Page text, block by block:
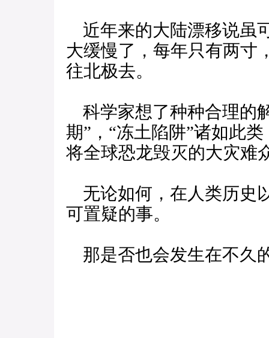
近年来的大陆漂移说虽
大缓慢了，每年只有两寸
往北极去。
科学家想了种种合理的
期”，“冻土陷阱”诸如此
将全球恐龙毁灭的大灾难
无论如何，在人类历史
可置疑的事。
那是否也会发生在不久